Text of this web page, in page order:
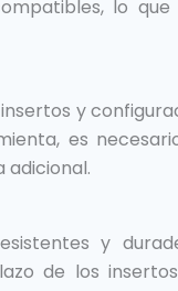
lo
y
es
adicional.
y
de los